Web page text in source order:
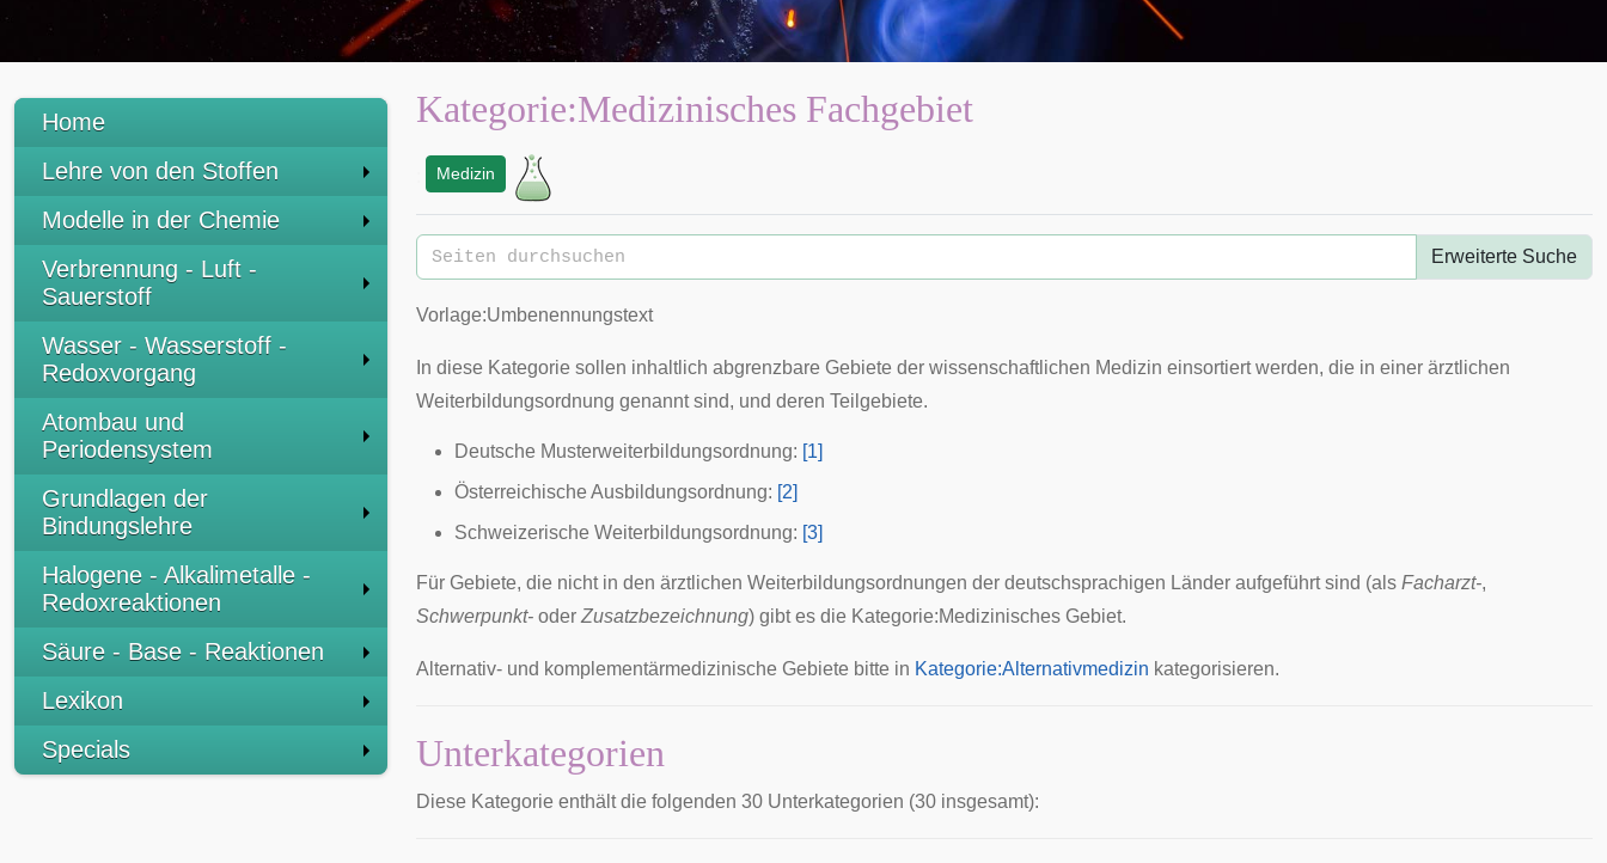
Home
Lehre von den Stoffen
Modelle in der Chemie
Verbrennung - Luft -
Sauerstoff
Wasser - Wasserstoff -
Redoxvorgang
Atombau und
Periodensystem
Grundlagen der
Bindungslehre
Halogene - Alkalimetalle -
Redoxreaktionen
Säure - Base - Reaktionen
Lexikon
Specials
Kategorie:Medizinisches Fachgebiet
Medizin
Erweiterte Suche
Vorlage:Umbenennungstext
In diese Kategorie sollen inhaltlich abgrenzbare Gebiete der wissenschaftlichen Medizin einsortiert werden, die in einer ärztlichen
Weiterbildungsordnung genannt sind, und deren Teilgebiete.
Deutsche Musterweiterbildungsordnung: [1]
Österreichische Ausbildungsordnung: [2]
Schweizerische Weiterbildungsordnung: [3]
Für Gebiete, die nicht in den ärztlichen Weiterbildungsordnungen der deutschsprachigen Länder aufgeführt sind (als Facharzt-,
Schwerpunkt- oder Zusatzbezeichnung) gibt es die Kategorie:Medizinisches Gebiet.
Alternativ- und komplementärmedizinische Gebiete bitte in Kategorie:Alternativmedizin kategorisieren.
Unterkategorien
Diese Kategorie enthält die folgenden 30 Unterkategorien (30 insgesamt):